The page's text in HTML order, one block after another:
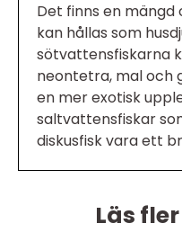
Det finns en
kan hållas som
sötvattensfiskarna
neontetra, mal och
en mer exotisk
saltvattensfiskar
diskusfisk vara ett
Läs